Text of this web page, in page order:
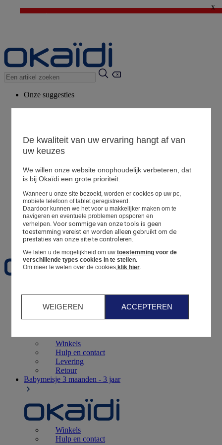
⚡LAST DAYS : Alles aan -50%* vanaf 2 aangekochte artikelen>
x
Onze suggesties
Bekijk alle artikelen
Winkel
Mijn informatie
Een bestelling volgen
Mandje
Favorieten
Geboorte0 - 12 maanden
Winkels
Hulp en contact
Levering
Retour
Babymeisje 3 maanden - 3 jaar
Winkels
Hulp en contact
De kwaliteit van uw ervaring hangt af van
uw keuzes
We willen onze website onophoudelijk verbeteren, dat
is bij Okaïdi een grote prioriteit.
Wanneer u onze site bezoekt, worden er cookies op uw pc,
mobiele telefoon of tablet geregistreerd.
Daardoor kunnen we het voor u makkelijker maken om te
navigeren en eventuele problemen opsporen en
verhelpen. Voor sommige van onze tools is geen
toestemming vereist en worden alleen gebruikt om de
prestaties van onze site te controleren.
We laten u de mogelijkheid om uw toestemming voor de
verschillende types cookies in te stellen.
Om meer te weten over de cookies,klik hier.
WEIGEREN ACCEPTEREN